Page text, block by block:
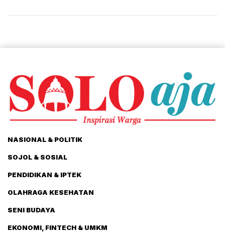
NASIONAL & POLITIK
SOJOL & SOSIAL
PENDIDIKAN & IPTEK
OLAHRAGA KESEHATAN
SENI BUDAYA
EKONOMI, FINTECH & UMKM